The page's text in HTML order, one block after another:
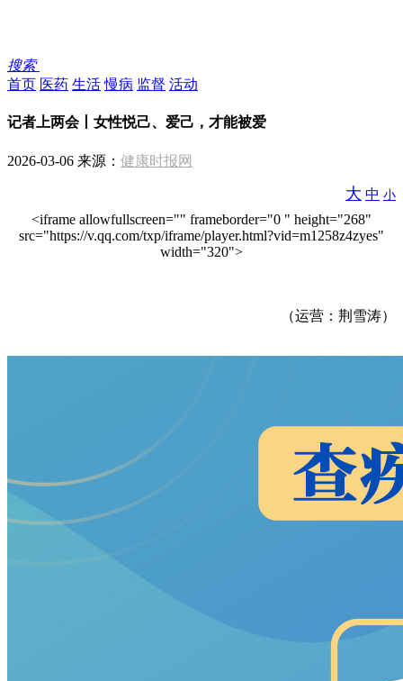
搜索
首页 医药 生活 慢病 监督 活动
记者上两会丨女性悦己、爱己，才能被爱
2026-03-06 来源： 健康时报网
大 中 小
<iframe allowfullscreen="" frameborder="0 " height="268"
src="https://v.qq.com/txp/iframe/player.html?vid=m1258z4zyes"
width="320">
（运营：荆雪涛）